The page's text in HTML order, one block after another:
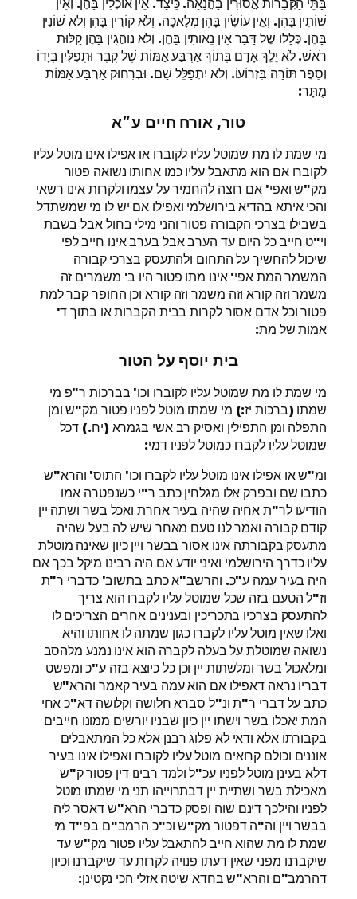
שׁוֹתִין בָּהֶן. וְאֵין עוֹשִׂין בָּהֶן מְלָאכָה. וְלֹא קוֹרִין בָּהֶן וְלֹא שׁוֹנִין
בָּהֶן. כְּלָלוֹ שֶׁל דָּבָר אֵין נֵאוֹתִין בָּהֶן. וְלֹא נוֹהֲגִין בָּהֶן קַלּוּת
רֹאשׁ. לֹא יֵלֵךְ אָדָם בְּתוֹךְ אַרְבַּע אַמּוֹת שֶׁל קֶבֶר וּתְפִלִּין בְּיָדוֹ
וְסֵפֶר תּוֹרָה בִּזְרוֹעוֹ. וְלֹא יִתְפַּלֵּל שָׁם. וּבְרִחוּק אַרְבַּע אַמּוֹת
מֻתָּר:
טור, אורח חיים ע״א
מי שמת לו מת שמוטל עליו לקוברו או אפילו אינו מוטל עליו
לקוברו אם הוא מתאבל עליו כמו אחותו נשואה פטור
מק"ש ואפי' אם רוצה להחמיר על עצמו ולקרות אינו רשאי
והכי איתא בהדיא בירושלמי ואפילו אם יש לו מי שמשתדל
בשבילו בצרכי הקבורה פטור והני מילי בחול אבל בשבת
וי"ט חייב כל היום עד הערב אבל בערב אינו חייב לפי
שיכול להחשיך על התחום ולהתעסק בצרכי קבורה
המשמר המת אפי' אינו מתו פטור היו ב' משמרים זה
משמר וזה קורא וזה משמר וזה קורא וכן החופר קבר למת
פטור וכל אדם אסור לקרות בבית הקברות או בתוך ד'
אמות של מת:
בית יוסף על הטור
מי שמת לו מת שמוטל עליו לקוברו וכו' בברכות ר"פ מי
שמתו (ברכות יז:) מי שמתו מוטל לפניו פטור מק"ש ומן
התפלה ומן התפילין ואסיק רב אשי בגמרא (יח.) דכל
שמוטל עליו לקברו כמוטל לפניו דמי:
ומ"ש או אפילו אינו מוטל עליו לקברו וכו' התוס' והרא"ש
כתבו שם ובפרק אלו מגלחין כתב ר"י כשנפטרה אמו
הודיעו לר"ת אחיה שהיה בעיר אחרת ואכל בשר ושתה יין
קודם קבורה ואמר לנו טעם מאחר שיש לה בעל שהיה
מתעסק בקבורתה אינו אסור בבשר ויין כיון שאינה מוטלת
עליו כדרך הירושלמי ואיני יודע אם היה רבינו מיקל בכך אם
היה בעיר עמה ע"כ. והרשב"א כתב בתשוב' כדברי ר"ת
וז"ל הטעם בזה שכל שמוטל עליו לקברו הוא צריך
להתעסק בצרכיו בתכריכין ובענינים אחרים הצריכים לו
ואלו שאין מוטל עליו לקברו כגון שמתה לו אחותו והיא
נשואה שמוטלת על בעלה לקברה הוא אינו נמנע מלהסב
ומלאכול בשר ומלשתות יין וכן כל כיוצא בזה ע"כ ומפשט
דבריו נראה דאפילו אם הוא עמה בעיר קאמר והרא"ש
כתב על דברי ר"ת ונ"ל סברא חלושה וקלושה דא"כ אחי
המת יאכלו בשר וישתו יין כיון שבניו יורשים ממונו חייבים
בקבורתו אלא ודאי לא פלוג רבנן אלא כל המתאבלים
אוננים וכולם קרואים מוטל עליו לקוברו ואפילו אינו בעיר
דלא בעינן מוטל לפניו עכ"ל ולמד רבינו דין פטור ק"ש
מאכילת בשר ושתיית יין דבתרוייהו תני מי שמתו מוטל
לפניו והילכך דינם שוה ופסק כדברי הרא"ש דאסר ליה
בבשר ויין וה"ה דפטור מק"ש וכ"כ הרמב"ם בפ"ד מי
שמת לו מת שהוא חייב להתאבל עליו פטור מק"ש עד
שיקברנו מפני שאין דעתו פנויה לקרות עד שיקברנו וכיון
דהרמב"ם והרא"ש בחדא שיטה אזלי הכי נקטינן: